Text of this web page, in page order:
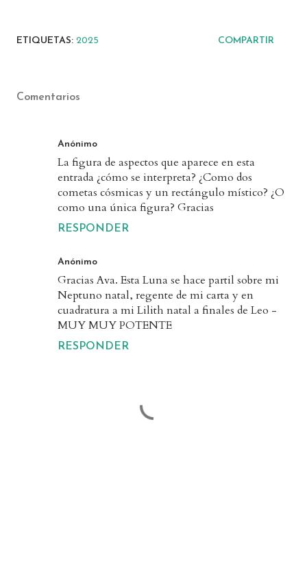
ETIQUETAS: 2025 COMPARTIR
Comentarios
Anónimo
La figura de aspectos que aparece en esta
entrada ¿cómo se interpreta? ¿Como dos
cometas cósmicas y un rectángulo místico? ¿O
como una única figura? Gracias
RESPONDER
Anónimo
Gracias Ava. Esta Luna se hace partil sobre mi
Neptuno natal, regente de mi carta y en
cuadratura a mi Lilith natal a finales de Leo -
MUY MUY POTENTE
RESPONDER